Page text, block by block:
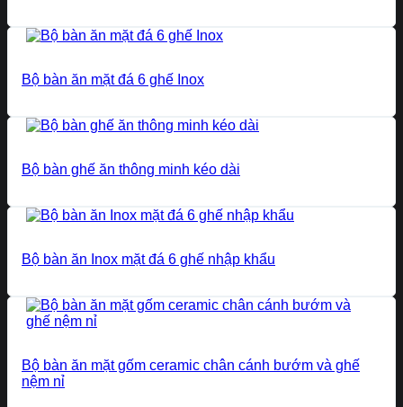
Bộ bàn ăn mặt đá 6 ghế Inox
Bộ bàn ghế ăn thông minh kéo dài
Bộ bàn ăn Inox mặt đá 6 ghế nhập khẩu
Bộ bàn ăn mặt gốm ceramic chân cánh bướm và ghế
nệm nỉ